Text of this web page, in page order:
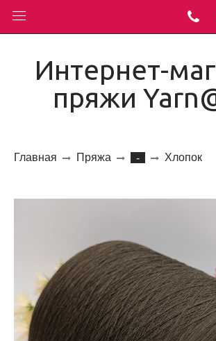
Интернет-
пряжи
Главная Пряжа - Хлопок